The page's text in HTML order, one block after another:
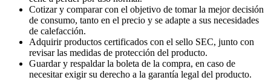
Cotizar y comparar con el objetivo de tomar la mejor decisión
de consumo, tanto en el precio y se adapte a sus necesidades
de calefacción.
Adquirir productos certificados con el sello SEC, junto con
revisar las medidas de protección del producto.
Guardar y respaldar la boleta de la compra, en caso de
necesitar exigir su derecho a la garantía legal del producto.